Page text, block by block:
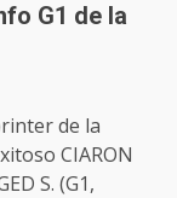
G1 de la
de la
CIARON
S. (G1,